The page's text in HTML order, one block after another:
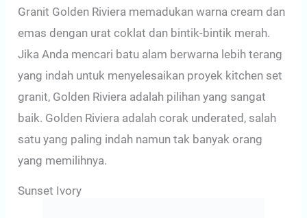
Granit Golden Riviera memadukan warna cream dan
emas dengan urat coklat dan bintik-bintik merah.
Jika Anda mencari batu alam berwarna lebih terang
yang indah untuk menyelesaikan proyek kitchen set
granit, Golden Riviera adalah pilihan yang sangat
baik. Golden Riviera adalah corak underated, salah
satu yang paling indah namun tak banyak orang
yang memilihnya.
Sunset Ivory